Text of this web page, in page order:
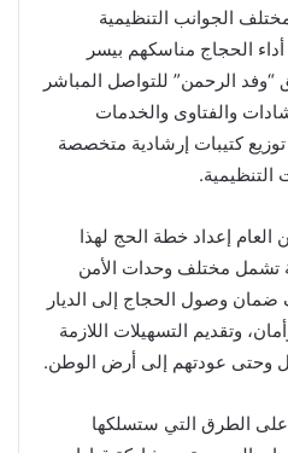
الجوانب التنظيمية
الحجاج مناسكهم بيسر
“وفد الرحمن” للتواصل المباشر
والفتاوى والخدمات
كتيبات إرشادية متخصصة
التنظيمية.
العام إعداد خطة الحج لهذا
تشمل مختلف وحدات الأمن
ضمان وصول الحجاج إلى الديار
وتقديم التسهيلات اللازمة
وحتى عودتهم إلى أرض الوطن.
على الطرق التي ستسلكها